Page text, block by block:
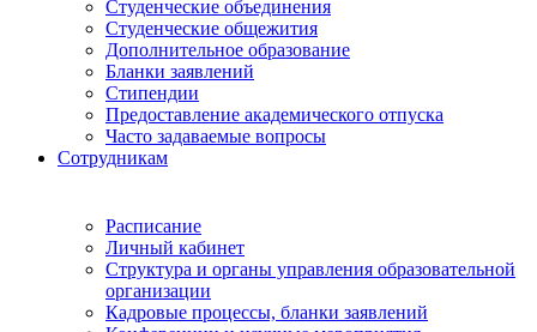
Студенческие объединения
Студенческие общежития
Дополнительное образование
Бланки заявлений
Стипендии
Предоставление академического отпуска
Часто задаваемые вопросы
Сотрудникам
Расписание
Личный кабинет
Структура и органы управления образовательной
организации
Кадровые процессы, бланки заявлений